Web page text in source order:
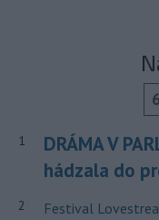
1
DRÁMA V
hádzala do
2
Festival